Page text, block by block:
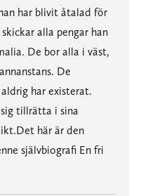
har blivit åtalad för
alla pengar han
De bor alla i väst,
De
har existerat.
tillrätta i sina
här är den
självbiografi En fri